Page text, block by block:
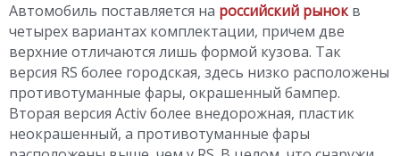
Автомобиль поставляется на российский рынокв
четырех вариантах комплектации, причем две
верхние отличаются лишь формой кузова. Так
версия RS более городская, здесь низко расположены
противотуманные фары, окрашенный бампер.
Вторая версия Activ более внедорожная, пластик
неокрашенный, а противотуманные фары